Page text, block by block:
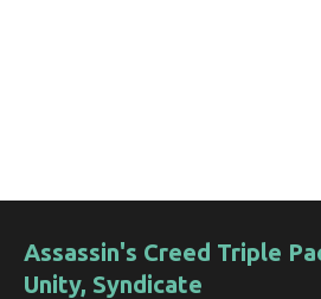
Assassin's Creed Triple
Unity, Syndicate